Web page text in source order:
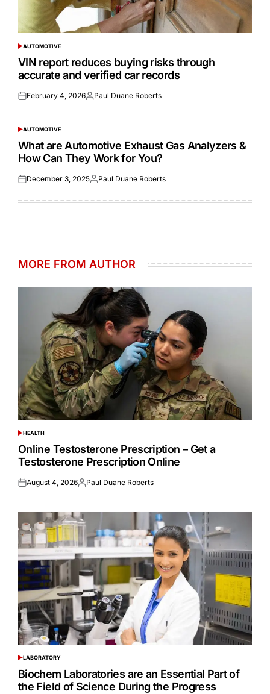
POSTED
IN
AUTOMOTIVE
VIN report reduces buying risks through
accurate and verified car records
Posted
February 4, 2026Posted
Paul Duane Roberts
POSTED
IN
AUTOMOTIVE
What are Automotive Exhaust Gas Analyzers &
How Can They Work for You?
Posted
December 3, 2025Posted
Paul Duane Roberts
MORE FROM AUTHOR
POSTED
IN
HEALTH
Online Testosterone Prescription – Get a
Testosterone Prescription Online
Posted
August 4, 2026Posted
Paul Duane Roberts
POSTED
IN
LABORATORY
Biochem Laboratories are an Essential Part of
the Field of Science During the Progress